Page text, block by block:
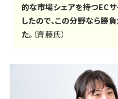
的な市場シェアを持つEC
したので、この分野なら勝
た。（斉藤氏）